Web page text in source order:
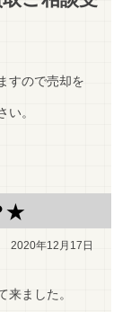
すので売却を
い。
★
2020年12月17日
来ました。